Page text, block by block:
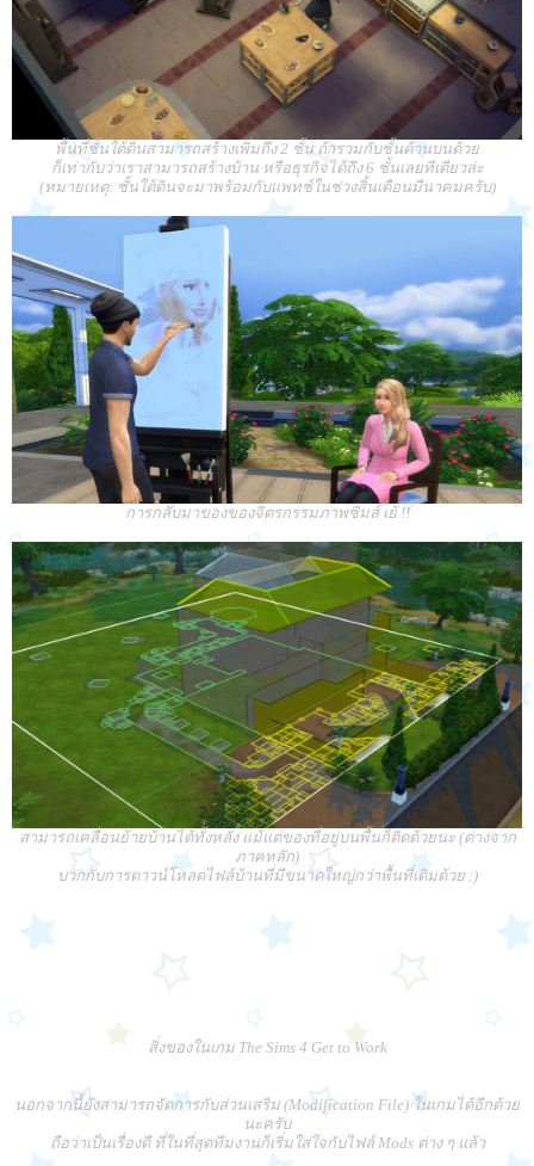
พื้นที่ชั้นใต้ดินสามารถสร้างเพิ่มถึง 2 ชั้น ถ้ารวมกับชั้นด้านบนด้วย
ก็เท่ากับว่าเราสามารถสร้างบ้าน หรือธุรกิจได้ถึง 6 ชั้นเลยทีเดียวล่ะ
(หมายเหตุ: ชั้นใต้ดินจะมาพร้อมกับแพทช์ในช่วงสิ้นเดือนมีนาคมครับ)
การกลับมาของของจิตรกรรมภาพซิมส์ เย้ !!
สามารถเคลื่อนย้ายบ้านได้ทั้งหลัง แม้แต่ของที่อยู่บนพื้นก็ติดด้วยนะ (ต่างจาก
ภาคหลัก)
บวกกับการดาวน์โหลดไฟล์บ้านที่มีขนาดใหญ่กว่าพื้นที่เดิมด้วย :)
สิ่งของในเกม The Sims 4 Get to Work
นอกจากนี้ยังสามารถจัดการกับส่วนเสริม (Modification File) ในเกมได้อีกด้วย
นะครับ
ถือว่าเป็นเรื่องดี ที่ในที่สุดทีมงานก็เริ่มใส่ใจกับไฟล์ Mods ต่าง ๆ แล้ว